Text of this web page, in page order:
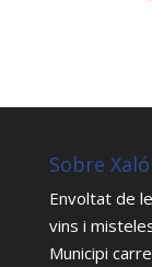
Sobre Xaló
Envoltat de
vins i
Municipi